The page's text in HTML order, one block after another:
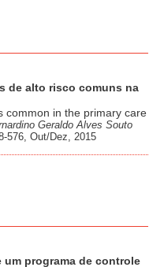
de alto risco comuns na
common in the primary care
Geraldo Alves Souto
576, Out/Dez, 2015
um programa de controle